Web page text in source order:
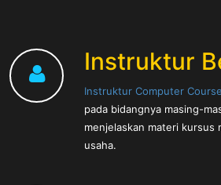
Instruktur
Instruktur Computer
pada bidangnya masing-
menjelaskan materi
usaha.